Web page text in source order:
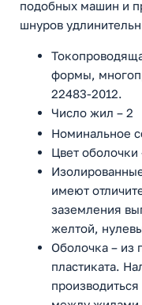
подобных машин и
шнуров
формы,
22483-2012.
Число жил – 2
Номинальное
Цвет
имеют
заземления
желтой,
Оболочка – из
пластиката.